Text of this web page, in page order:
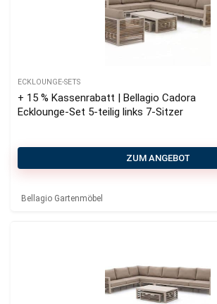
ECKLOUNGE-SETS
+ 15 % Kassenrabatt | Bellagio Cadora
Ecklounge-Set 5-teilig links 7-Sitzer
ZUM ANGEBOT
Bellagio Gartenmöbel